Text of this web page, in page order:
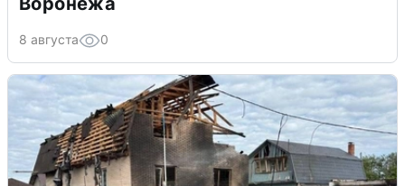
8 августа 0